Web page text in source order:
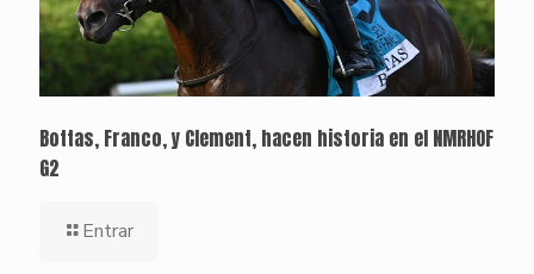
Bottas, Franco, y Clement, hacen historia en el NMRHOF
G2
Entrar